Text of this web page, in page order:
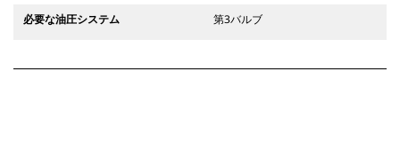
必要な油圧システム 第3バルブ